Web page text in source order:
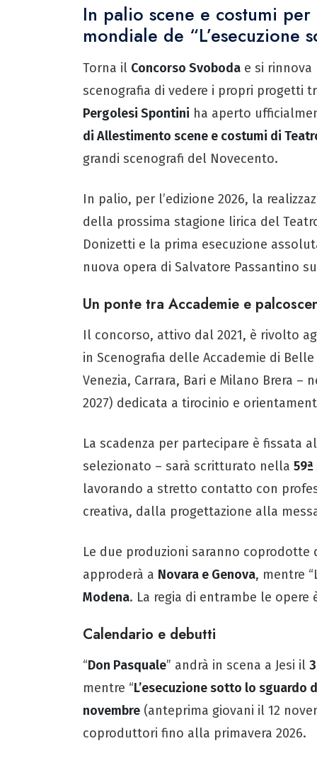
In palio scene e costumi
mondiale de “L’esecuzione
Torna il Concorso Svoboda e si
scenografia di vedere i propri progetti
Pergolesi Spontini ha aperto
di Allestimento scene e costumi di
grandi scenografi del Novecento.
In palio, per l’edizione 2026, la
della prossima stagione lirica del
Donizetti e la prima esecuzione
nuova opera di Salvatore Passantino
Un ponte tra Accademie e
Il concorso, attivo dal 2021, è rivolto
in Scenografia delle Accademie di
Venezia, Carrara, Bari e Milano Brera
2027) dedicata a tirocinio e
La scadenza per partecipare è fissata
selezionato – sarà scritturato nella
lavorando a stretto contatto con
creativa, dalla progettazione alla
Le due produzioni saranno coprodotte
approderà a Novara e Genova, mentre
Modena. La regia di entrambe le
Calendario e debutti
“Don Pasquale” andrà in scena a Jesi il
mentre “L’esecuzione sotto lo sguardo
novembre (anteprima giovani il 12
coproduttori fino alla primavera 2026.